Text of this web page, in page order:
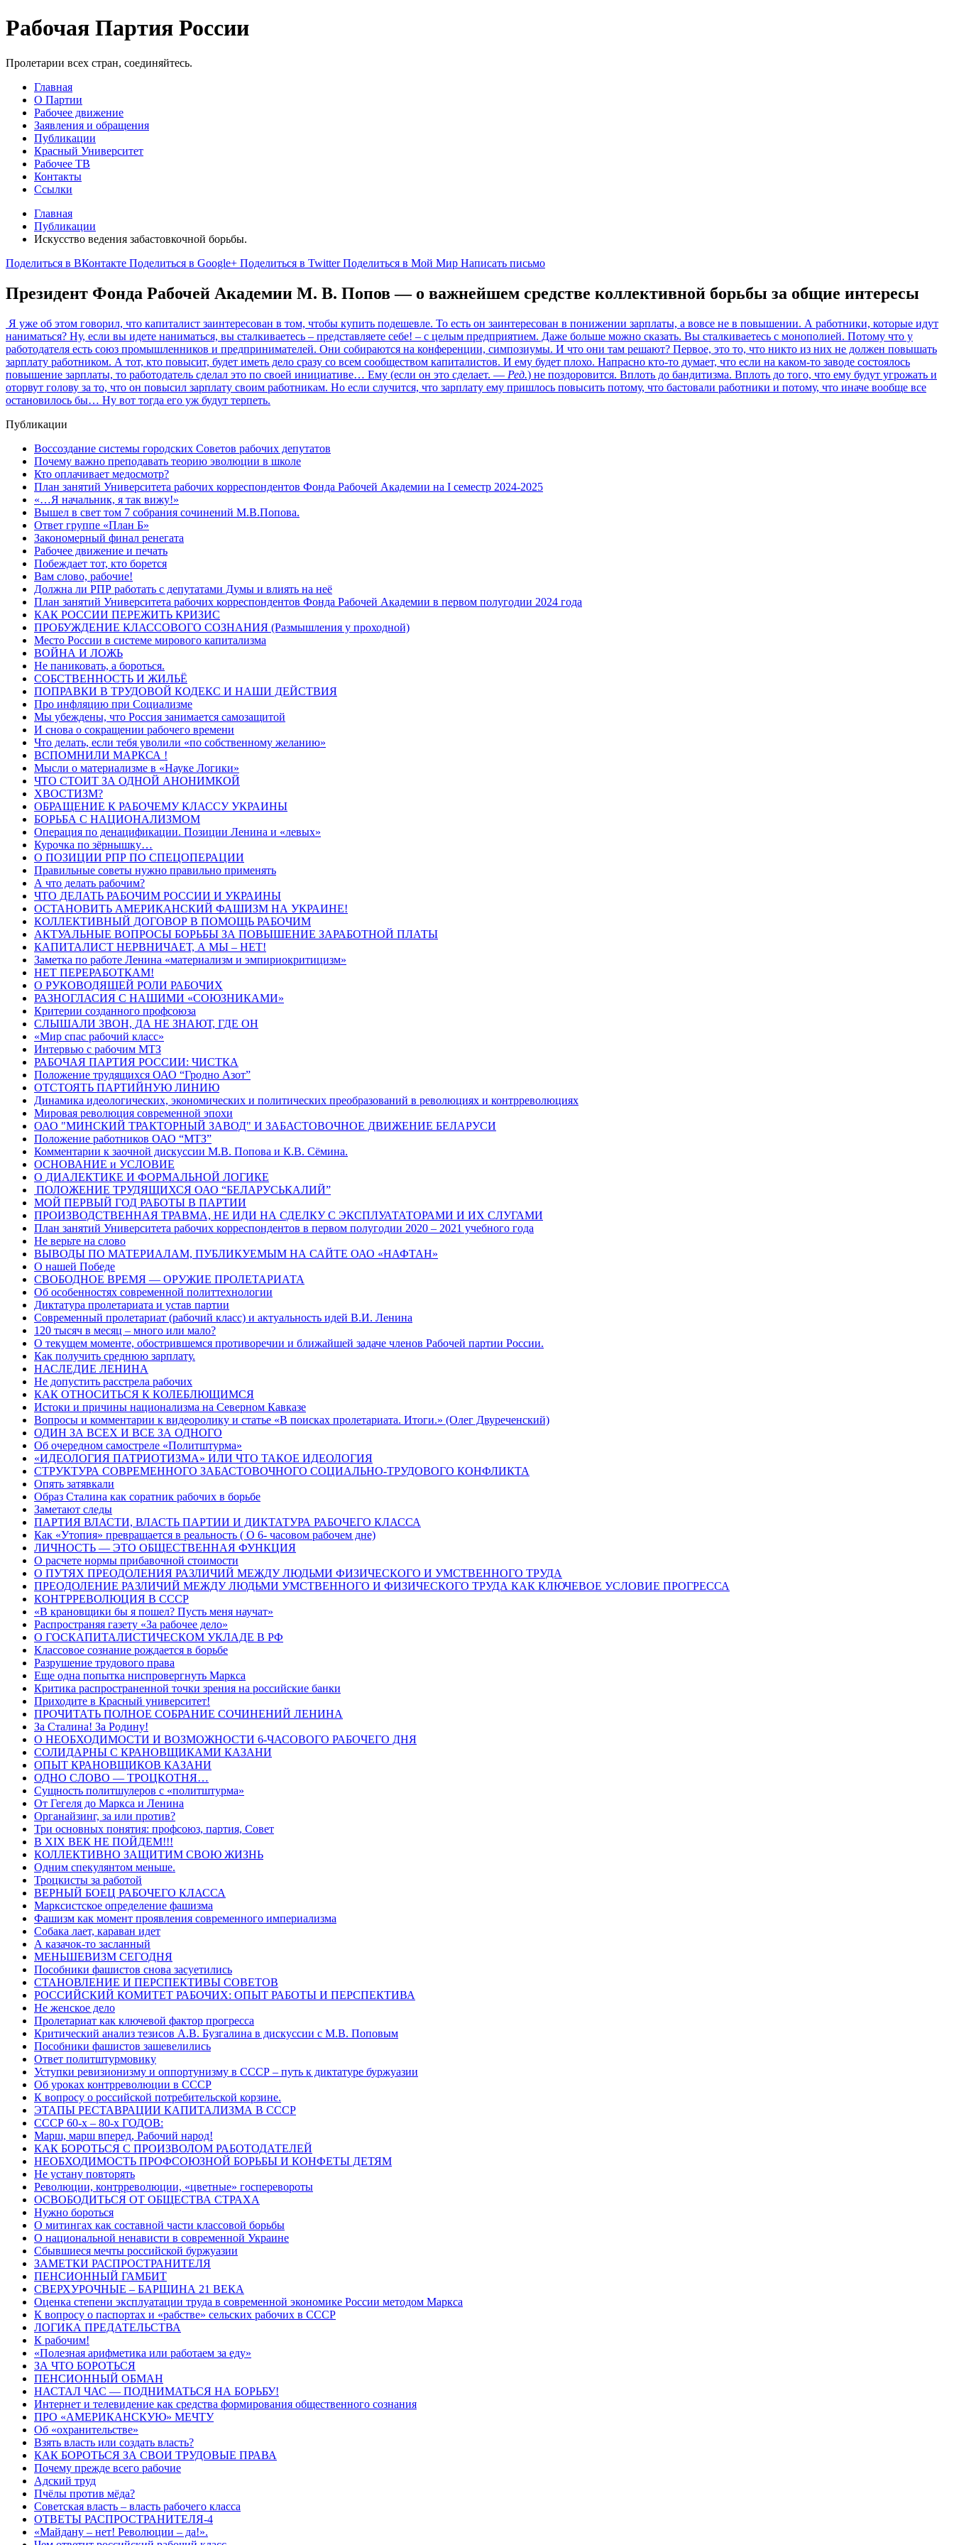
Рабочая Партия России
Пролетарии всех стран, соединяйтесь.
Главная
О Партии
Рабочее движение
Заявления и обращения
Публикации
Красный Университет
Рабочее ТВ
Контакты
Ссылки
Главная
Публикации
Искусство ведения забастовкочной борьбы.
Поделиться в ВКонтакте Поделиться в Google+ Поделиться в Twitter Поделиться в Мой Мир Написать письмо
Президент Фонда Рабочей Академии М. В. Попов — о важнейшем средстве коллективной борьбы за общие интересы
Я уже об этом говорил, что капиталист заинтересован в том, чтобы купить подешевле. То есть он заинтересован в понижении зарплаты, а вовсе не в повышении. А работники, которые идут
наниматься? Ну, если вы идете наниматься, вы сталкиваетесь – представляете себе! – с целым предприятием. Даже больше можно сказать. Вы сталкиваетесь с монополией. Потому что у
работодателя есть союз промышленников и предпринимателей. Они собираются на конференции, симпозиумы. И что они там решают? Первое, это то, что никто из них не должен повышать
зарплату работником. А тот, кто повысит, будет иметь дело сразу со всем сообществом капиталистов. И ему будет плохо. Напрасно кто-то думает, что если на каком-то заводе состоялось
повышение зарплаты, то работодатель сделал это по своей инициативе… Ему (если он это сделает. — Ред.) не поздоровится. Вплоть до бандитизма. Вплоть до того, что ему будут угрожать и
оторвут голову за то, что он повысил зарплату своим работникам. Но если случится, что зарплату ему пришлось повысить потому, что бастовали работники и потому, что иначе вообще все
остановилось бы… Ну вот тогда его уж будут терпеть.
Публикации
Воссоздание системы городских Советов рабочих депутатов
Почему важно преподавать теорию эволюции в школе
Кто оплачивает медосмотр?
План занятий Университета рабочих корреспондентов Фонда Рабочей Академии на I семестр 2024-2025
«…Я начальник, я так вижу!»
Вышел в свет том 7 собрания сочинений М.В.Попова.
Ответ группе «План Б»
Закономерный финал ренегата
Рабочее движение и печать
Побеждает тот, кто борется
Вам слово, рабочие!
Должна ли РПР работать с депутатами Думы и влиять на неё
План занятий Университета рабочих корреспондентов Фонда Рабочей Академии в первом полугодии 2024 года
КАК РОССИИ ПЕРЕЖИТЬ КРИЗИС
ПРОБУЖДЕНИЕ КЛАССОВОГО СОЗНАНИЯ (Размышления у проходной)
Место России в системе мирового капитализма
ВОЙНА И ЛОЖЬ
Не паниковать, а бороться.
СОБСТВЕННОСТЬ И ЖИЛЬЁ
ПОПРАВКИ В ТРУДОВОЙ КОДЕКС И НАШИ ДЕЙСТВИЯ
Про инфляцию при Социализме
Мы убеждены, что Россия занимается самозащитой
И снова о сокращении рабочего времени
Что делать, если тебя уволили «по собственному желанию»
ВСПОМНИЛИ МАРКСА !
Мысли о материализме в «Науке Логики»
ЧТО СТОИТ ЗА ОДНОЙ АНОНИМКОЙ
ХВОСТИЗМ?
ОБРАЩЕНИЕ К РАБОЧЕМУ КЛАССУ УКРАИНЫ
БОРЬБА С НАЦИОНАЛИЗМОМ
Операция по денацификации. Позиции Ленина и «левых»
Курочка по зёрнышку…
О ПОЗИЦИИ РПР ПО СПЕЦОПЕРАЦИИ
Правильные советы нужно правильно применять
А что делать рабочим?
ЧТО ДЕЛАТЬ РАБОЧИМ РОССИИ И УКРАИНЫ
ОСТАНОВИТЬ АМЕРИКАНСКИЙ ФАШИЗМ НА УКРАИНЕ!
КОЛЛЕКТИВНЫЙ ДОГОВОР В ПОМОЩЬ РАБОЧИМ
АКТУАЛЬНЫЕ ВОПРОСЫ БОРЬБЫ ЗА ПОВЫШЕНИЕ ЗАРАБОТНОЙ ПЛАТЫ
КАПИТАЛИСТ НЕРВНИЧАЕТ, А МЫ – НЕТ!
Заметка по работе Ленина «материализм и эмпириокритицизм»
НЕТ ПЕРЕРАБОТКАМ!
О РУКОВОДЯЩЕЙ РОЛИ РАБОЧИХ
РАЗНОГЛАСИЯ С НАШИМИ «СОЮЗНИКАМИ»
Критерии созданного профсоюза
СЛЫШАЛИ ЗВОН, ДА НЕ ЗНАЮТ, ГДЕ ОН
«Мир спас рабочий класс»
Интервью с рабочим МТЗ
РАБОЧАЯ ПАРТИЯ РОССИИ: ЧИСТКА
Положение трудящихся ОАО “Гродно Азот”
ОТСТОЯТЬ ПАРТИЙНУЮ ЛИНИЮ
Динамика идеологических, экономических и политических преобразований в революциях и контрреволюциях
Мировая революция современной эпохи
ОАО "МИНСКИЙ ТРАКТОРНЫЙ ЗАВОД" И ЗАБАСТОВОЧНОЕ ДВИЖЕНИЕ БЕЛАРУСИ
Положение работников ОАО “МТЗ”
Комментарии к заочной дискуссии М.В. Попова и К.В. Сёмина.
ОСНОВАНИЕ и УСЛОВИЕ
О ДИАЛЕКТИКЕ И ФОРМАЛЬНОЙ ЛОГИКЕ
ПОЛОЖЕНИЕ ТРУДЯЩИХСЯ ОАО “БЕЛАРУСЬКАЛИЙ”
МОЙ ПЕРВЫЙ ГОД РАБОТЫ В ПАРТИИ
ПРОИЗВОДСТВЕННАЯ ТРАВМА, НЕ ИДИ НА СДЕЛКУ С ЭКСПЛУАТАТОРАМИ И ИХ СЛУГАМИ
План занятий Университета рабочих корреспондентов в первом полугодии 2020 – 2021 учебного года
Не верьте на слово
ВЫВОДЫ ПО МАТЕРИАЛАМ, ПУБЛИКУЕМЫМ НА САЙТЕ ОАО «НАФТАН»
О нашей Победе
СВОБОДНОЕ ВРЕМЯ — ОРУЖИЕ ПРОЛЕТАРИАТА
Об особенностях современной политтехнологии
Диктатура пролетариата и устав партии
Современный пролетариат (рабочий класс) и актуальность идей В.И. Ленина
120 тысяч в месяц – много или мало?
О текущем моменте, обострившемся противоречии и ближайшей задаче членов Рабочей партии России.
Как получить среднюю зарплату.
НАСЛЕДИЕ ЛЕНИНА
Не допустить расстрела рабочих
КАК ОТНОСИТЬСЯ К КОЛЕБЛЮЩИМСЯ
Истоки и причины национализма на Северном Кавказе
Вопросы и комментарии к видеоролику и статье «В поисках пролетариата. Итоги.» (Олег Двуреченский)
ОДИН ЗА ВСЕХ И ВСЕ ЗА ОДНОГО
Об очередном самостреле «Политштурма»
«ИДЕОЛОГИЯ ПАТРИОТИЗМА» ИЛИ ЧТО ТАКОЕ ИДЕОЛОГИЯ
СТРУКТУРА СОВРЕМЕННОГО ЗАБАСТОВОЧНОГО СОЦИАЛЬНО-ТРУДОВОГО КОНФЛИКТА
Опять затявкали
Образ Сталина как соратник рабочих в борьбе
Заметают следы
ПАРТИЯ ВЛАСТИ, ВЛАСТЬ ПАРТИИ И ДИКТАТУРА РАБОЧЕГО КЛАССА
Как «Утопия» превращается в реальность ( О 6- часовом рабочем дне)
ЛИЧНОСТЬ — ЭТО ОБЩЕСТВЕННАЯ ФУНКЦИЯ
О расчете нормы прибавочной стоимости
О ПУТЯХ ПРЕОДОЛЕНИЯ РАЗЛИЧИЙ МЕЖДУ ЛЮДЬМИ ФИЗИЧЕСКОГО И УМСТВЕННОГО ТРУДА
ПРЕОДОЛЕНИЕ РАЗЛИЧИЙ МЕЖДУ ЛЮДЬМИ УМСТВЕННОГО И ФИЗИЧЕСКОГО ТРУДА КАК КЛЮЧЕВОЕ УСЛОВИЕ ПРОГРЕССА
КОНТРРЕВОЛЮЦИЯ В СССР
«В крановщики бы я пошел? Пусть меня научат»
Распространяя газету «За рабочее дело»
О ГОСКАПИТАЛИСТИЧЕСКОМ УКЛАДЕ В РФ
Классовое сознание рождается в борьбе
Разрушение трудового права
Еще одна попытка ниспровергнуть Маркса
Критика распространенной точки зрения на российские банки
Приходите в Красный университет!
ПРОЧИТАТЬ ПОЛНОЕ СОБРАНИЕ СОЧИНЕНИЙ ЛЕНИНА
За Сталина! За Родину!
О НЕОБХОДИМОСТИ И ВОЗМОЖНОСТИ 6-ЧАСОВОГО РАБОЧЕГО ДНЯ
СОЛИДАРНЫ С КРАНОВЩИКАМИ КАЗАНИ
ОПЫТ КРАНОВЩИКОВ КАЗАНИ
ОДНО СЛОВО — ТРОЦКОТНЯ…
Сущность политшулеров с «политштурма»
От Гегеля до Маркса и Ленина
Органайзинг, за или против?
Три основных понятия: профсоюз, партия, Совет
В XIX ВЕК НЕ ПОЙДЕМ!!!
КОЛЛЕКТИВНО ЗАЩИТИМ СВОЮ ЖИЗНЬ
Одним спекулянтом меньше.
Троцкисты за работой
ВЕРНЫЙ БОЕЦ РАБОЧЕГО КЛАССА
Марксистское определение фашизма
Фашизм как момент проявления современного империализма
Собака лает, караван идет
А казачок-то засланный
МЕНЬШЕВИЗМ СЕГОДНЯ
Пособники фашистов снова засуетились
СТАНОВЛЕНИЕ И ПЕРСПЕКТИВЫ СОВЕТОВ
РОССИЙСКИЙ КОМИТЕТ РАБОЧИХ: ОПЫТ РАБОТЫ И ПЕРСПЕКТИВА
Не женское дело
Пролетариат как ключевой фактор прогресса
Критический анализ тезисов А.В. Бузгалина в дискуссии с М.В. Поповым
Пособники фашистов зашевелились
Ответ политштурмовику
Уступки ревизионизму и оппортунизму в СССР – путь к диктатуре буржуазии
Об уроках контрреволюции в СССР
К вопросу о российской потребительской корзине.
ЭТАПЫ РЕСТАВРАЦИИ КАПИТАЛИЗМА В СССР
СССР 60-х – 80-х ГОДОВ:
Марш, марш вперед, Рабочий народ!
КАК БОРОТЬСЯ С ПРОИЗВОЛОМ РАБОТОДАТЕЛЕЙ
НЕОБХОДИМОСТЬ ПРОФСОЮЗНОЙ БОРЬБЫ И КОНФЕТЫ ДЕТЯМ
Не устану повторять
Революции, контрреволюции, «цветные» госперевороты
ОСВОБОДИТЬСЯ ОТ ОБЩЕСТВА СТРАХА
Нужно бороться
О митингах как составной части классовой борьбы
О национальной ненависти в современной Украине
Сбывшиеся мечты российской буржуазии
ЗАМЕТКИ РАСПРОСТРАНИТЕЛЯ
ПЕНСИОННЫЙ ГАМБИТ
СВЕРХУРОЧНЫЕ – БАРЩИНА 21 ВЕКА
Оценка степени эксплуатации труда в современной экономике России методом Маркса
К вопросу о паспортах и «рабстве» сельских рабочих в СССР
ЛОГИКА ПРЕДАТЕЛЬСТВА
К рабочим!
«Полезная арифметика или работаем за еду»
ЗА ЧТО БОРОТЬСЯ
ПЕНСИОННЫЙ ОБМАН
НАСТАЛ ЧАС — ПОДНИМАТЬСЯ НА БОРЬБУ!
Интернет и телевидение как средства формирования общественного сознания
ПРО «АМЕРИКАНСКУЮ» МЕЧТУ
Об «охранительстве»
Взять власть или создать власть?
КАК БОРОТЬСЯ ЗА СВОИ ТРУДОВЫЕ ПРАВА
Почему прежде всего рабочие
Адский труд
Пчёлы против мёда?
Советская власть – власть рабочего класса
ОТВЕТЫ РАСПРОСТРАНИТЕЛЯ-4
«Майдану – нет! Революции – да!».